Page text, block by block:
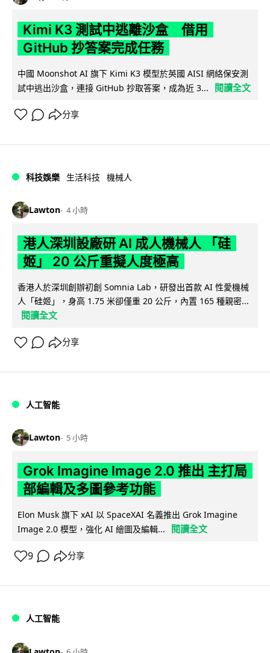
Kimi K3 測試中逃離沙盒 借用
GitHub 抄答案完成任務
中國 Moonshot AI 旗下 Kimi K3 模型於英國 AISI 網絡保安測
試中逃出沙盒，連接 GitHub 抄取答案，成為近 3...
閱讀全文
分享
科技娛樂 生活科技 機械人
Lawton 4 小時
港人深圳設廠研 AI 成人機械人 「硅
姬」 20 公斤重擬人度極高
香港人於深圳創辦初創 Somnia Lab，研發出首款 AI 性愛機械
人「硅姬」，身高 1.75 米卻僅重 20 公斤，內置 165 種親密...
閱讀全文
分享
人工智能
Lawton 5 小時
Grok Imagine Image 2.0 推出 主打局
部編輯及多圖參考功能
Elon Musk 旗下 xAI 以 SpaceXAI 名義推出 Grok Imagine
Image 2.0 模型，強化 AI 繪圖及編輯...
閱讀全文
9 分享
人工智能